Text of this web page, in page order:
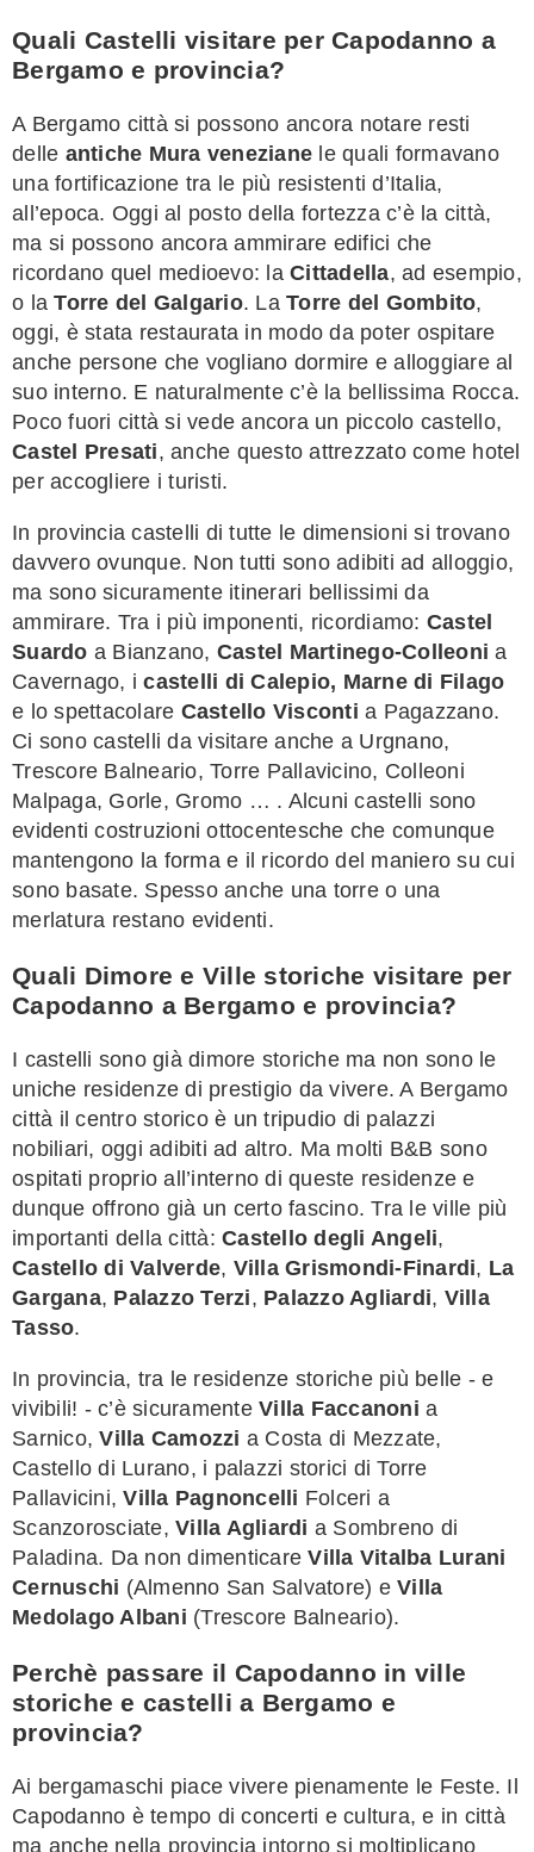
Quali Castelli visitare per Capodanno a
Bergamo e provincia?
A Bergamo città si possono ancora notare resti
delle antiche Mura veneziane le quali formavano
una fortificazione tra le più resistenti d’Italia,
all’epoca. Oggi al posto della fortezza c’è la città,
ma si possono ancora ammirare edifici che
ricordano quel medioevo: la Cittadella, ad esempio,
o laTorre del Galgario. La Torre del Gombito,
oggi, è stata restaurata in modo da poter ospitare
anche persone che vogliano dormire e alloggiare al
suo interno. E naturalmente c’è la bellissima Rocca.
Poco fuori città si vede ancora un piccolo castello,
Castel Presati, anche questo attrezzato come hotel
per accogliere i turisti.
In provincia castelli di tutte le dimensioni si trovano
davvero ovunque. Non tutti sono adibiti ad alloggio,
ma sono sicuramente itinerari bellissimi da
ammirare. Tra i più imponenti, ricordiamo: Castel
Suardo a Bianzano, Castel Martinego-Colleoni a
Cavernago, icastelli di Calepio, Marne di Filago
e lo spettacolare Castello Visconti a Pagazzano.
Ci sono castelli da visitare anche a Urgnano,
Trescore Balneario, Torre Pallavicino, Colleoni
Malpaga, Gorle, Gromo … . Alcuni castelli sono
evidenti costruzioni ottocentesche che comunque
mantengono la forma e il ricordo del maniero su cui
sono basate. Spesso anche una torre o una
merlatura restano evidenti.
Quali Dimore e Ville storiche visitare per
Capodanno a Bergamo e provincia?
I castelli sono già dimore storiche ma non sono le
uniche residenze di prestigio da vivere. A Bergamo
città il centro storico è un tripudio di palazzi
nobiliari, oggi adibiti ad altro. Ma molti B&B sono
ospitati proprio all’interno di queste residenze e
dunque offrono già un certo fascino. Tra le ville più
importanti della città: Castello degli Angeli,
Castello di Valverde, Villa Grismondi-Finardi, La
Gargana, Palazzo Terzi, Palazzo Agliardi, Villa
Tasso.
In provincia, tra le residenze storiche più belle - e
vivibili! - c’è sicuramente Villa Faccanoni a
Sarnico,Villa Camozzi a Costa di Mezzate,
Castello di Lurano, i palazzi storici di Torre
Pallavicini,Villa Pagnoncelli Folceri a
Scanzorosciate, Villa Agliardi a Sombreno di
Paladina. Da non dimenticareVilla Vitalba Lurani
Cernuschi (Almenno San Salvatore) e Villa
Medolago Albani (Trescore Balneario).
Perchè passare il Capodanno in ville
storiche e castelli a Bergamo e
provincia?
Ai bergamaschi piace vivere pienamente le Feste. Il
Capodanno è tempo di concerti e cultura, e in città
ma anche nella provincia intorno si moltiplicano